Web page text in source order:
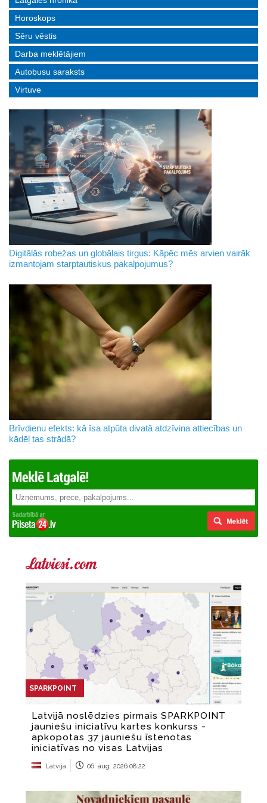
Horoskops
Sēru vēstis
Darba meklētājiem
Autobusu saraksts
Virtuve
Digitālās robežas un globālais tirgus: Kāpēc mēs arvien vairāk
izmantojam starptautiskus pakalpojumus?
Brīvdienu efekts: kā īsa atpūta divatā atdzīvina attiecības un
kādēļ tas strādā?